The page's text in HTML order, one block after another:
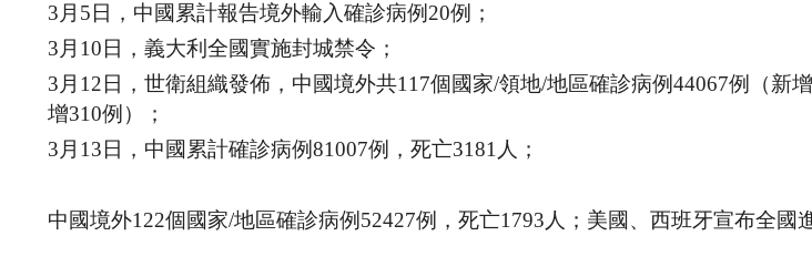
3月5日，中國累計報告境外輸入確診病例20例；
3月10日，義大利全國實施封城禁令；
3月12日，世衛組織發佈，中國境外共117個國家/領地/地區確診病例44067例（新
增310例）；
3月13日，中國累計確診病例81007例，死亡3181人；
中國境外122個國家/地區確診病例52427例，死亡1793人；美國、西班牙宣布全國